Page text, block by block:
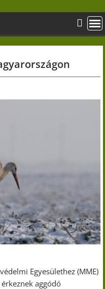
Egyesülethez (MME)
aggódó